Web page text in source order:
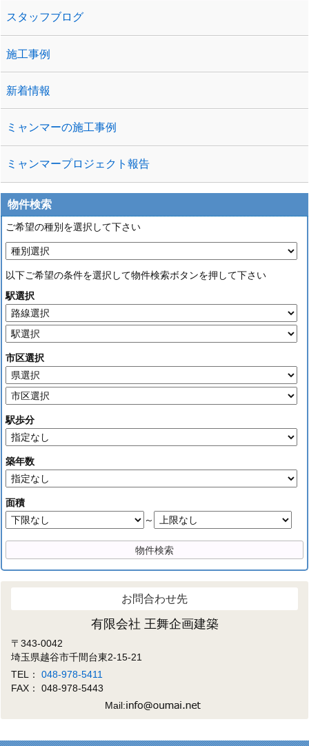
スタッフブログ
施工事例
新着情報
ミャンマーの施工事例
ミャンマープロジェクト報告
物件検索
ご希望の種別を選択して下さい
以下ご希望の条件を選択して物件検索ボタンを押して下さい
駅選択
市区選択
駅歩分
築年数
面積
～
お問合わせ先
有限会社 王舞企画建築
〒343-0042
埼玉県越谷市千間台東2-15-21
TEL：048-978-5411
FAX： 048-978-5443
Mail: